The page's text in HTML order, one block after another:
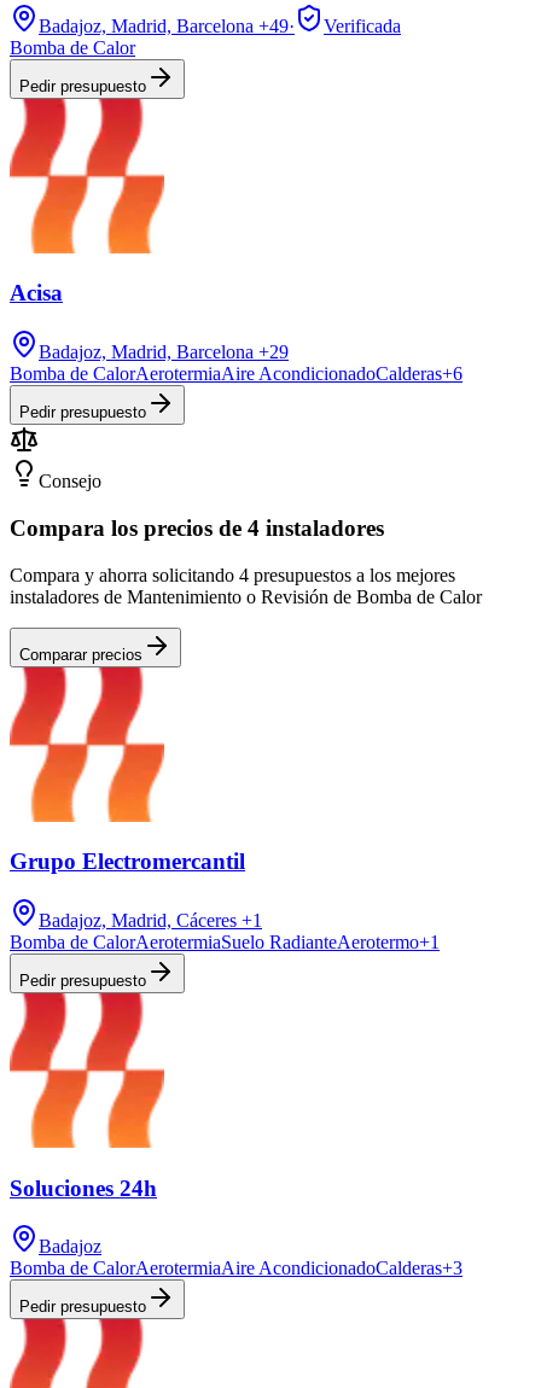
Badajoz, Madrid, Barcelona +49·
Verificada
Bomba de Calor
Pedir presupuesto
Acisa
Badajoz, Madrid, Barcelona +29
Bomba de CalorAerotermiaAire AcondicionadoCalderas+6
Pedir presupuesto
Consejo
Compara los precios de 4 instaladores
Compara y ahorra solicitando 4 presupuestos a los mejores
instaladores de Mantenimiento o Revisión de Bomba de Calor
Comparar precios
Grupo Electromercantil
Badajoz, Madrid, Cáceres +1
Bomba de CalorAerotermiaSuelo RadianteAerotermo+1
Pedir presupuesto
Soluciones 24h
Badajoz
Bomba de CalorAerotermiaAire AcondicionadoCalderas+3
Pedir presupuesto